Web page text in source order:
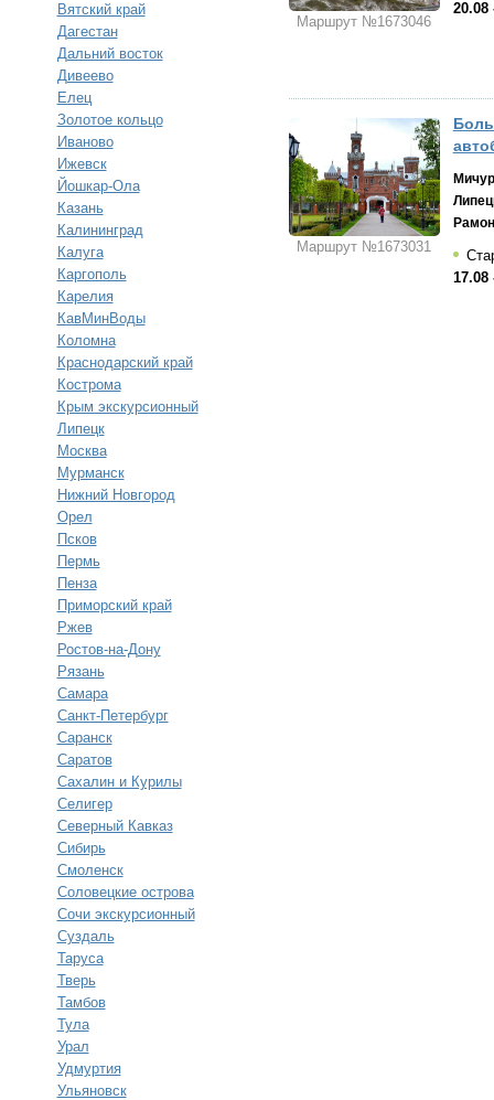
Вятский край
Дагестан
Дальний восток
Дивеево
Елец
Золотое кольцо
Иваново
Ижевск
Йошкар-Ола
Казань
Калининград
Калуга
Каргополь
Карелия
КавМинВоды
Коломна
Краснодарский край
Кострома
Крым экскурсионный
Липецк
Москва
Мурманск
Нижний Новгород
Орел
Псков
Пермь
Пенза
Приморский край
Ржев
Ростов-на-Дону
Рязань
Самара
Санкт-Петербург
Саранск
Саратов
Сахалин и Курилы
Селигер
Северный Кавказ
Сибирь
Смоленск
Соловецкие острова
Сочи экскурсионный
Суздаль
Таруса
Тверь
Тамбов
Тула
Урал
Удмуртия
Ульяновск
Маршрут №1673046
20.08
Маршрут №1673031
17.08